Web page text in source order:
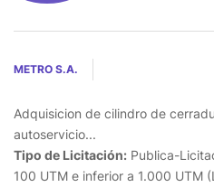
METRO S.A.
Adquisicion de cilindro de
autoservicio...
Tipo de Licitación: Publica-
100 UTM e inferior a 1.000 UTM